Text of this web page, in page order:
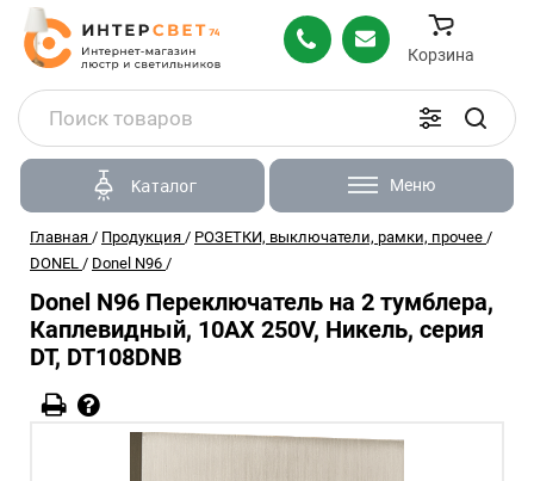
Корзина
Каталог Меню
Главная / Продукция / РОЗЕТКИ, выключатели, рамки, прочее /
DONEL / Donel N96 /
Donel N96 Переключатель на 2 тумблера,
Каплевидный, 10AX 250V, Никель, серия
DT, DT108DNB